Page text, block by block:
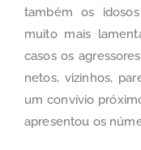
também os
muito mais
casos os
netos, vizinhos,
um convívio
apresentou os